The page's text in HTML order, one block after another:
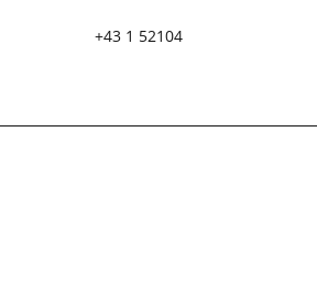
+43 1 52104